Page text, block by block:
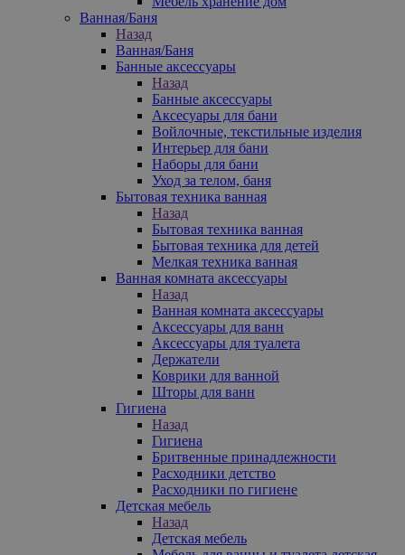
Ванная/Баня
Назад
Ванная/Баня
Банные аксессуары
Назад
Банные аксессуары
Аксесуары для бани
Войлочные, текстильные изделия
Интерьер для бани
Наборы для бани
Уход за телом, баня
Бытовая техника ванная
Назад
Бытовая техника ванная
Бытовая техника для детей
Мелкая техника ванная
Ванная комната аксессуары
Назад
Ванная комната аксессуары
Аксессуары для ванн
Аксессуары для туалета
Держатели
Коврики для ванной
Шторы для ванн
Гигиена
Назад
Гигиена
Бритвенные принадлежности
Расходники детство
Расходники по гигиене
Детская мебель
Назад
Детская мебель